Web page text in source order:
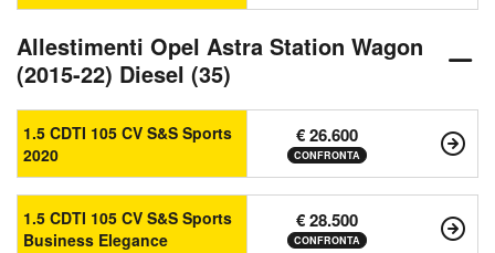
Allestimenti Opel Astra Station Wagon
(2015-22) Diesel (35)
1.5 CDTI 105 CV S&S Sports
2020
€ 26.600
CONFRONTA
1.5 CDTI 105 CV S&S Sports
Business Elegance
€ 28.500
CONFRONTA